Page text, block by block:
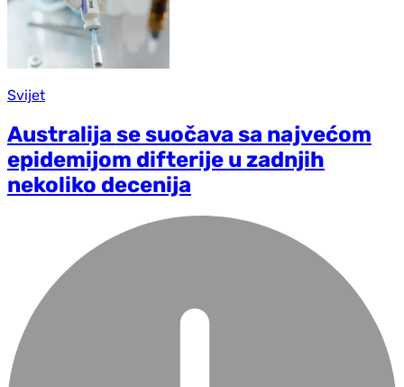
Svijet
Australija se suočava sa najvećom
epidemijom difterije u zadnjih
nekoliko decenija